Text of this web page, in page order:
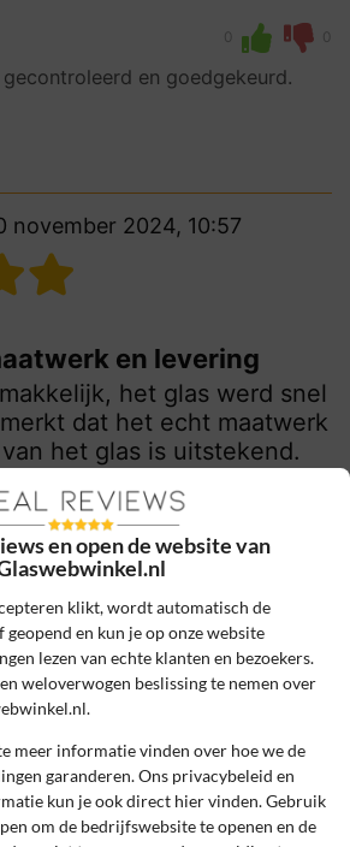
0 0
en goedgekeurd.
november 2024, 10:57
en levering
het glas werd snel
dat het echt maatwerk
het glas is uitstekend.
gecontroleerd en goedgekeurd.
17:35
en open de website van
klikt, wordt automatisch de
en kun je op onze website
lezen van echte klanten en bezoekers.
weloverwogen beslissing te nemen over
meer informatie vinden over hoe we de
garanderen. Ons privacybeleid en
kun je ook direct hier vinden. Gebruik
om de bedrijfswebsite te openen en de